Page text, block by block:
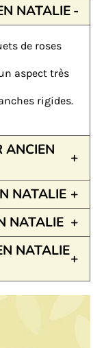
NATALIE
de roses
aspect très
rigides.
ANCIEN
NATALIE
NATALIE
NATALIE